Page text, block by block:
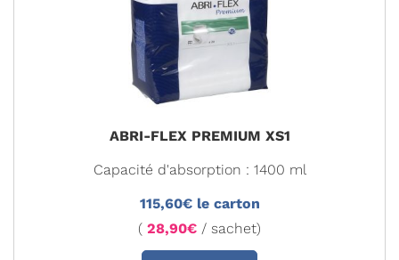
ABRI-FLEX PREMIUM XS1
Capacité d'absorption : 1400 ml
115,60€ le carton
( 28,90€ / sachet)